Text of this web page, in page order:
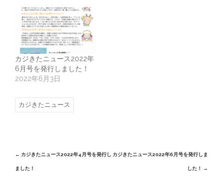
カジきたニュース2022年
6月号を発行しました！
2022年6月3日
カジきたニュース
Post
navigation
← カジきたニュース2022年4月号を発行し
ました！
カジきたニュース2022年6月号を発行しま
した！ →